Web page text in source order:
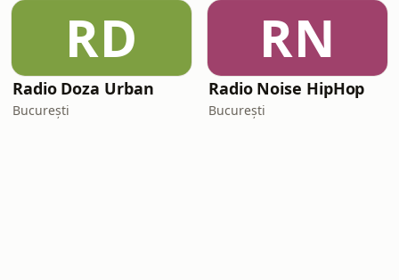
RD
Radio Doza Urban
București
RN
Radio Noise HipHop
București